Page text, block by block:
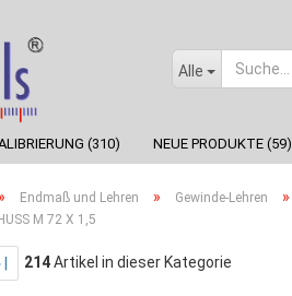
Alle
(310) NEUE PRODUKTE (59)
» Endmaß und Lehren » Gewinde-Lehren »
M 72 X 1,5
214Artikel in dieser Kategorie